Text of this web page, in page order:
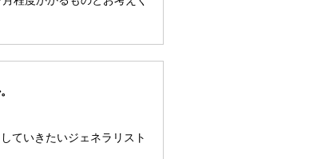
ていきたいジェネラリスト